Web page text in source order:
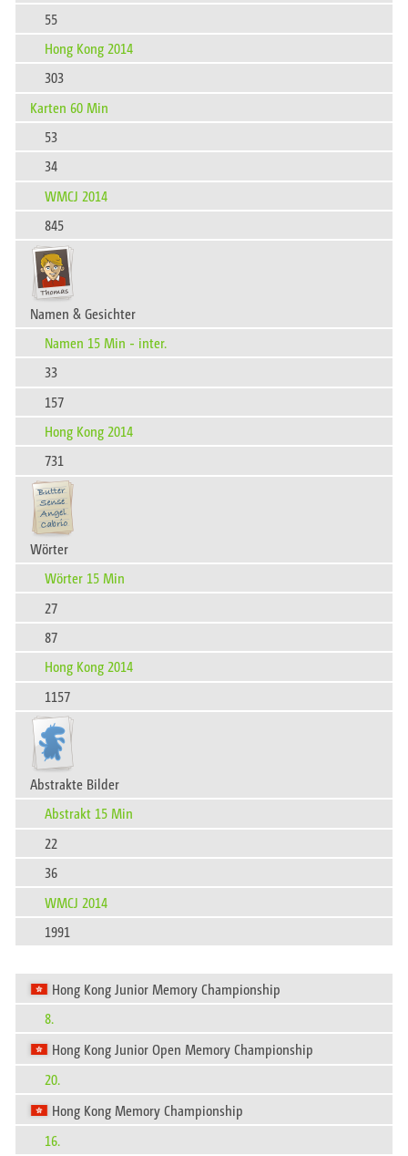
55
Hong Kong 2014
303
Karten 60 Min
53
34
WMCJ 2014
845
Namen & Gesichter
Namen 15 Min - inter.
33
157
Hong Kong 2014
731
Wörter
Wörter 15 Min
27
87
Hong Kong 2014
1157
Abstrakte Bilder
Abstrakt 15 Min
22
36
WMCJ 2014
1991
Hong Kong Junior Memory Championship
8.
Hong Kong Junior Open Memory Championship
20.
Hong Kong Memory Championship
16.